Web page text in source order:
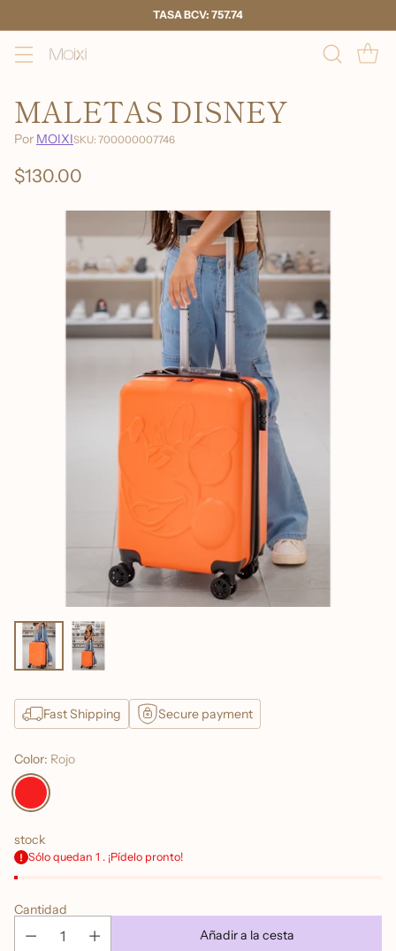
TASA BCV: 757.74
MALETAS DISNEY
Por MOIXISKU: 700000007746
Precio
habitual
$130.00
Fast Shipping Secure payment
Color: Rojo
stock
Sólo quedan 1 . ¡Pídelo pronto!
Cantidad
Añadir a la cesta